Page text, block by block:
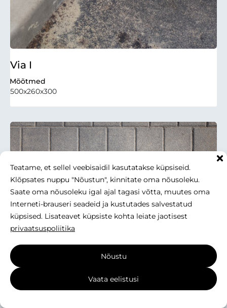
Teatame, et sellel veebisaidil kasutatakse küpsiseid.
Klõpsates nuppu "Nõustun", kinnitate oma nõusoleku.
Saate oma nõusoleku igal ajal tagasi võtta, muutes oma
Interneti-brauseri seadeid ja kustutades salvestatud
küpsised. Lisateavet küpsiste kohta leiate jaotisest
privaatsuspoliitika
Nõustu
Vaata eelistusi
Via I
Mõõtmed
500x260x300
Forte
Mootmed